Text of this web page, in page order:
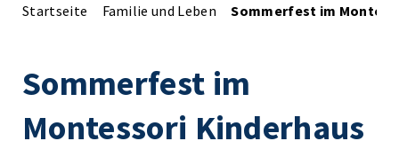
Startseite Familie und Leben Sommerfest im
Sommerfest im
Montessori Kinderhaus